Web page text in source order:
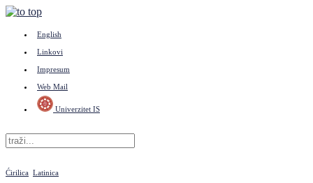
English
Linkovi
Impresum
Web Mail
Univerzitet IS
Ćirilica Latinica